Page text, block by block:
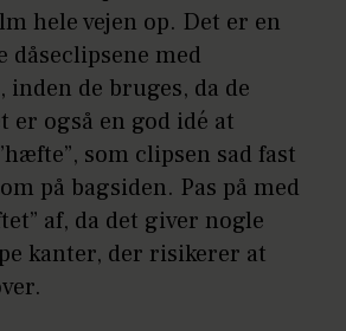
hele vejen op. Det er en
dåseclipsene med
inden de bruges, da de
også en god idé at
som clipsen sad fast
på bagsiden. Pas på med
af, da det giver nogle
kanter, der risikerer at